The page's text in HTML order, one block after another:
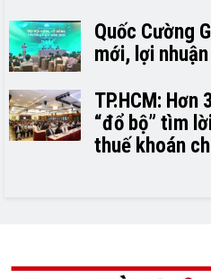
Quốc Cường
mới, lợi
TP.HCM:
“đổ bộ” tìm
thuế khoán